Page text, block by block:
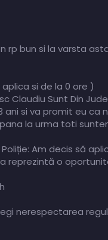
rp bun si la varsta
si de la 0 ore )
Claudiu Sunt Din
si va promit eu ca
la urma toti
Am decis să
reprezintă o
nerespectarea